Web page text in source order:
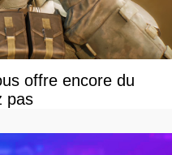
offre encore du
pas